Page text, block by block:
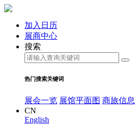
加入日历
展商中心
搜索
热门搜索关键词
展会一览 展馆平面图 商旅信息
CN
English